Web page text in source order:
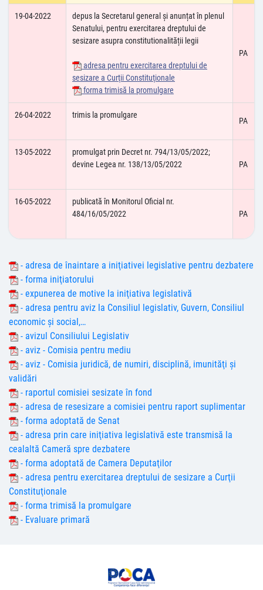
19-04-2022
depus la Secretarul general și anunțat în plenul
Senatului, pentru exercitarea dreptului de
sesizare asupra constitutionalității legii
adresa pentru exercitarea dreptului de
sesizare a Curţii Constituţionale
forma trimisă la promulgare
PA
26-04-2022 trimis la promulgare
PA
13-05-2022
promulgat prin Decret nr. 794/13/05/2022;
devine Legea nr. 138/13/05/2022
PA
16-05-2022
publicată în Monitorul Oficial nr.
484/16/05/2022
PA
- adresa de înaintare a iniţiativei legislative pentru dezbatere
- forma iniţiatorului
- expunerea de motive la iniţiativa legislativă
- adresa pentru aviz la Consiliul legislativ, Guvern, Consiliul
economic şi social,…
- avizul Consiliului Legislativ
- aviz - Comisia pentru mediu
- aviz - Comisia juridică, de numiri, disciplină, imunităţi şi
validări
- raportul comisiei sesizate în fond
- adresa de resesizare a comisiei pentru raport suplimentar
- forma adoptată de Senat
- adresa prin care iniţiativa legislativă este transmisă la
cealaltă Cameră spre dezbatere
- forma adoptată de Camera Deputaţilor
- adresa pentru exercitarea dreptului de sesizare a Curţii
Constituţionale
- forma trimisă la promulgare
- Evaluare primară